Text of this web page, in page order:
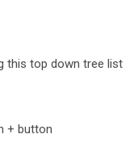
this top down tree list
+ button